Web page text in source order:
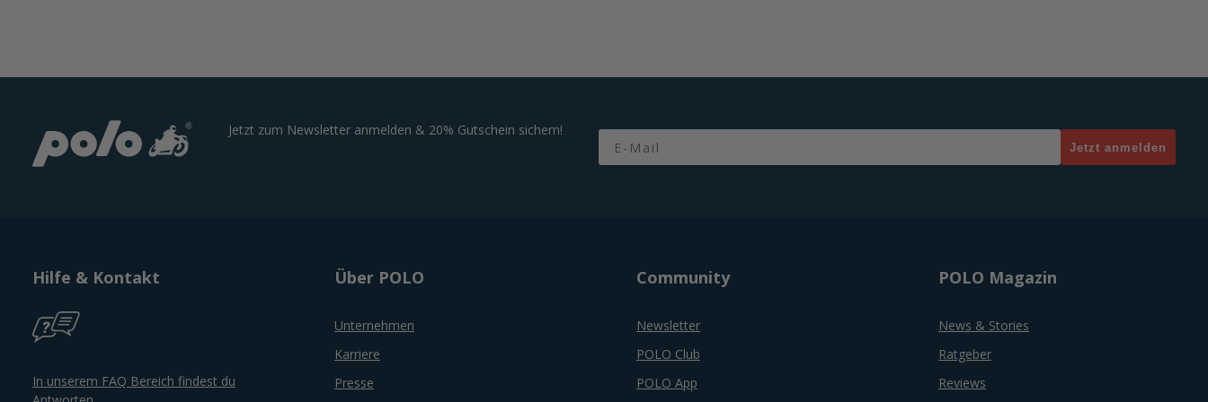
Jetzt zum Newsletter anmelden & 20% Gutschein sichern! Email
Jetzt anmelden
Hilfe & Kontakt
In unserem FAQ Bereich findest du
Über POLO
Unternehmen
Karriere
Presse
Community
Newsletter
POLO Club
POLO App
POLO Magazin
News & Stories
Ratgeber
Reviews